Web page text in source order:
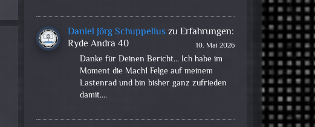
Daniel Jörg SchuppeliuszuErfahrungen:
Ryde Andra 40
10. Mai 2026
Danke für Deinen Bericht... Ich habe im
Moment die Mach1 Felge auf meinem
Lastenrad und bin bisher ganz zufrieden
damit.…